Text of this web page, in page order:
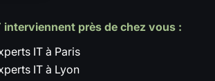
interviennent près de chez vous :
IT à Paris
IT à Lyon